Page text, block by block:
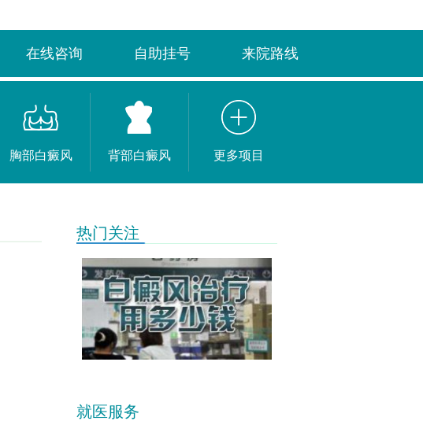
在线咨询 自助挂号 来院路线
胸部白癜风 背部白癜风 更多项目
热门关注
就医服务